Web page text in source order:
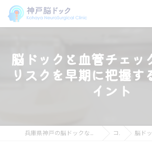
脳ドックと血管チェッ
リスクを早期に把握す
イント
兵庫県神戸の脳ドックなら神戸脳ドック こはや脳神経外科クリニック コラム 脳ドックと血管